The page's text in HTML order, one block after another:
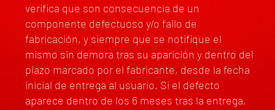
verifica que son consecuencia de un
componente defectuoso y/o fallo de
fabricación, y siempre que se notifique el
mismo sin demora tras su aparición y dentro del
plazo marcado por el fabricante, desde la fecha
inicial de entrega al usuario. Si el defecto
aparece dentro de los 6 meses tras la entrega,